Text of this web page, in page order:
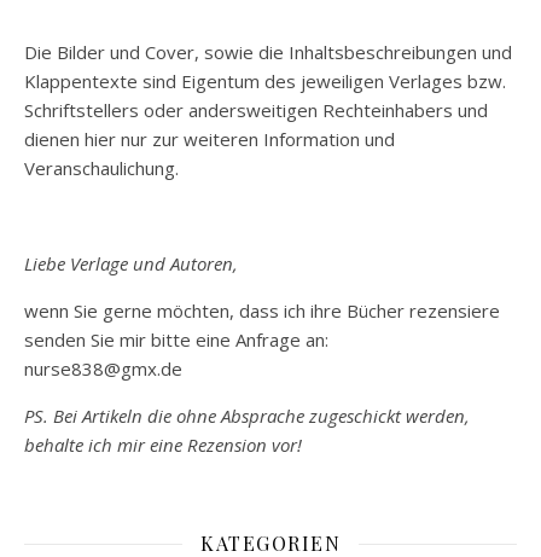
Die Bilder und Cover, sowie die Inhaltsbeschreibungen und
Klappentexte sind Eigentum des jeweiligen Verlages bzw.
Schriftstellers oder andersweitigen Rechteinhabers und
dienen hier nur zur weiteren Information und
Veranschaulichung.
Liebe Verlage und Autoren,
wenn Sie gerne möchten, dass ich ihre Bücher rezensiere
senden Sie mir bitte eine Anfrage an:
nurse838@gmx.de
PS. Bei Artikeln die ohne Absprache zugeschickt werden,
behalte ich mir eine Rezension vor!
KATEGORIEN